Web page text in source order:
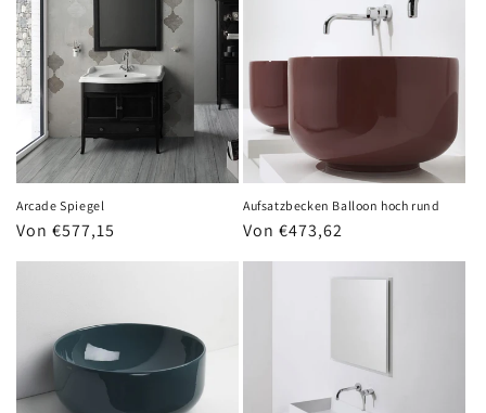
Arcade Spiegel
Normaler
Von €577,15
Aufsatzbecken Balloon hoch rund
Normaler
Von €473,62